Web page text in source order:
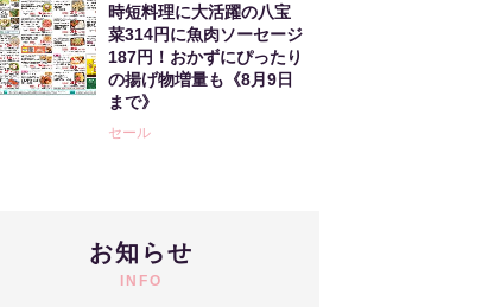
時短料理に大活躍の八宝
菜314円に魚肉ソーセージ
187円！おかずにぴったり
の揚げ物増量も《8月9日
まで》
セール
お知らせ
INFO